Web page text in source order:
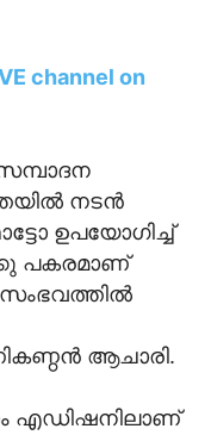
channel on
നടൻ
ഉപയോഗിച്ച്
പകരമാണ്
ആചാരി.
എഡിഷനിലാണ്